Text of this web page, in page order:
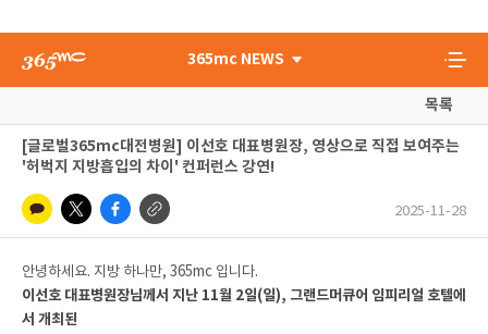
365mc NEWS
목록
[글로벌365mc대전병원] 이선호 대표병원장, 영상으로 직접 보여주는
'허벅지 지방흡입의 차이' 컨퍼런스 강연!
2025-11-28
안녕하세요. 지방 하나만, 365mc 입니다.
이선호 대표병원장님께서 지난 11월 2일(일), 그랜드머큐어 임피리얼 호텔에
서 개최된